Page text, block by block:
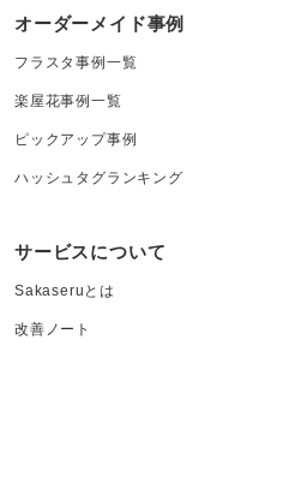
オーダーメイド事例
フラスタ事例一覧
楽屋花事例一覧
ピックアップ事例
ハッシュタグランキング
サービスについて
Sakaseruとは
改善ノート